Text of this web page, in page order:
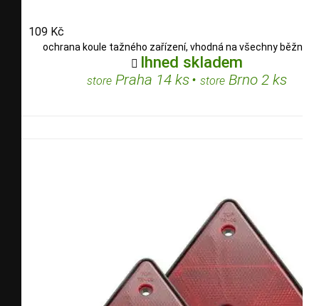
109 Kč
ochrana koule tažného zařízení, vhodná na všechny běžné
 Ihned skladem
storePraha 14 ks• storeBrno 2 ks